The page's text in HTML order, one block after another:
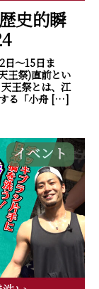
史的瞬
～15日ま
王祭)直前とい
王祭とは、江
る「小舟 […]
イベント